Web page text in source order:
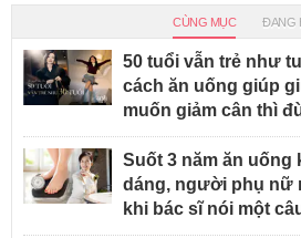
CÙNG MỤC ĐANG
50 tuổi vẫn trẻ như
cách ăn uống giúp
muốn giảm cân thì
Suốt 3 năm ăn uống
dáng, người phụ nữ
khi bác sĩ nói một